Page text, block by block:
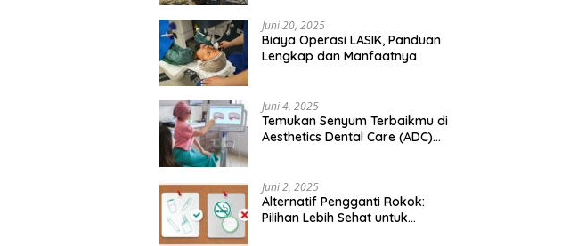
Juni 20, 2025
Biaya Operasi LASIK, Panduan
Lengkap dan Manfaatnya
Juni 4, 2025
Temukan Senyum Terbaikmu di
Aesthetics Dental Care (ADC)
Juni 2, 2025
Alternatif Pengganti Rokok:
Pilihan Lebih Sehat untuk